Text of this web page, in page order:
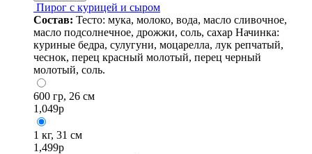
Пирог с курицей и сыром
Состав: Тесто: мука, молоко, вода, масло сливочное,
масло подсолнечное, дрожжи, соль, сахар Начинка:
куриные бедра, сулугуни, моцарелла, лук репчатый,
чеснок, перец красный молотый, перец черный
молотый, соль.
600 гр, 26 см
1,049р
1 кг, 31 см
1,499р